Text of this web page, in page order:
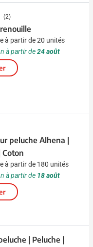
(2)
à partir de 20 unités
à partir de24 août
peluche Alhena |
Coton
à partir de 180 unités
à partir de 18 août
| Peluche |